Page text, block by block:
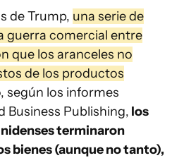
de Trump, una serie de
guerra comercial entre
que los aranceles no
de los productos
según los informes
Business Publishing, los
terminaron
bienes (aunque no tanto),